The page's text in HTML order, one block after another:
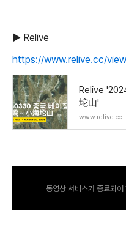
▶ Relive
https://www.relive.cc/
Relive
坨山'
www.relive.cc
동영상 서비스가 종료되